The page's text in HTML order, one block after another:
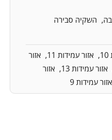
השקיה סבירה
אזור עמידות 11
אזור
אזור עמידות 13
אזור
אזור עמידות 9